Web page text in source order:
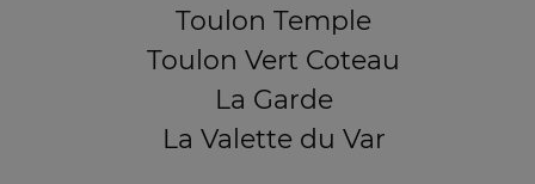
Toulon Temple
Toulon Vert Coteau
La Garde
La Valette du Var